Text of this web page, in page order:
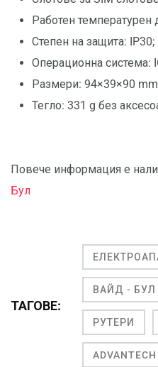
Работен температурен
Степен на защита: IP30;
Операционна система:
Размери: 94×39×90
Тегло: 331 g без
Повече информация е
Бул
ТАГОВЕ:
ВАЙД - БУЛ
РУТЕРИ
ADVANTECH